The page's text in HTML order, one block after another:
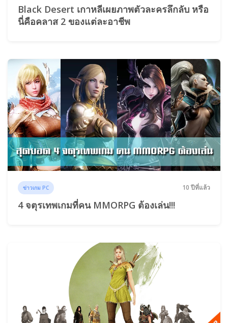
Black Desert เกาหลีเผยภาพตัวละครลึกลับ หรือ
นี่คือคลาส 2 ของแต่ละอาชีพ
ข่าวเกม PC 10 ปีที่แล้ว
4 จตุรเทพเกมที่คน MMORPG ต้องเล่น!!!